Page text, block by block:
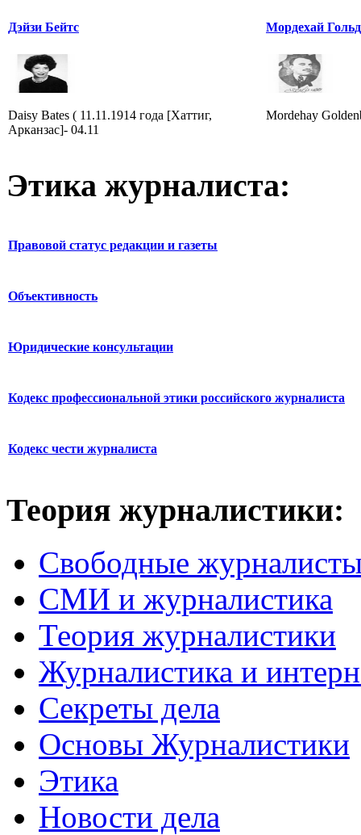
Дэйзи Бейтс
Daisy Bates ( 11.11.1914 года [Хаттиг,
Арканзас]- 04.11
Мордехай
Mordehay
Этика журналиста:
Правовой статус редакции и газеты
Объективность
Юридические консультации
Кодекс профессиональной этики российского журналиста
Кодекс чести журналиста
Теория журналистики:
Свободные
СМИ и журналистика
Теория журналистики
Журналистика и
Секреты дела
Основы Журналистики
Этика
Новости дела